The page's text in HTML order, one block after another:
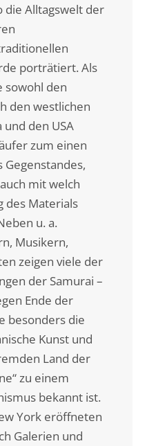
die Alltagswelt der
porträtiert. Als
sowohl den
den westlichen
den USA
zum einen
Gegenstandes,
mit welch
des Materials
u. a.
Musikern,
zeigen viele der
der Samurai –
Ende der
besonders die
Kunst und
Land der
zu einem
bekannt ist.
York eröffneten
Galerien und